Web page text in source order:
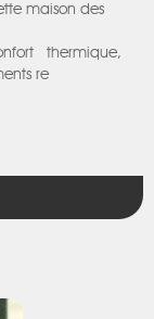
maison des
thermique,
re
en lieu et
caillebotis
s’organisant